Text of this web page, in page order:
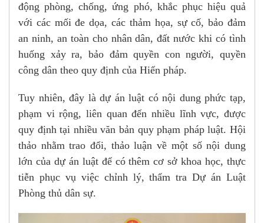
động phòng, chống, ứng phó, khắc phục hiệu quả
với các mối đe dọa, các thảm họa, sự cố, bảo đảm
an ninh, an toàn cho nhân dân, đất nước khi có tình
huống xảy ra, bảo đảm quyền con người, quyền
công dân theo quy định của Hiến pháp.
Tuy nhiên, đây là dự án luật có nội dung phức tạp,
phạm vi rộng, liên quan đến nhiều lĩnh vực, được
quy định tại nhiều văn bản quy phạm pháp luật. Hội
thảo nhằm trao đổi, thảo luận về một số nội dung
lớn của dự án luật để có thêm cơ sở khoa học, thực
tiễn phục vụ việc chỉnh lý, thẩm tra Dự án Luật
Phòng thủ dân sự.